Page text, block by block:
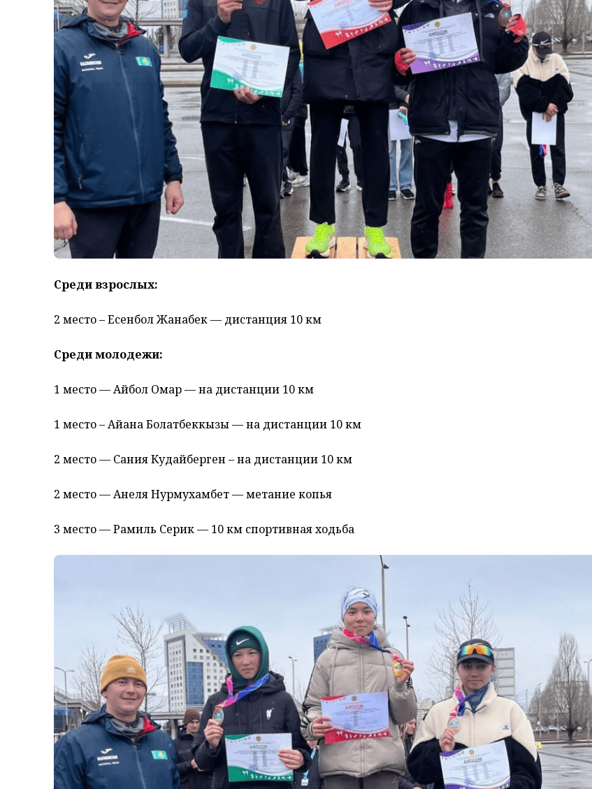
Среди взрослых:
2 место – Есенбол Жанабек — дистанция 10 км
Среди молодежи:
1 место — Айбол Омар — на дистанции 10 км
1 место – Айана Болатбеккызы — на дистанции 10 км
2 место — Сания Кудайберген – на дистанции 10 км
2 место — Анеля Нурмухамбет — метание копья
3 место — Рамиль Серик — 10 км спортивная ходьба